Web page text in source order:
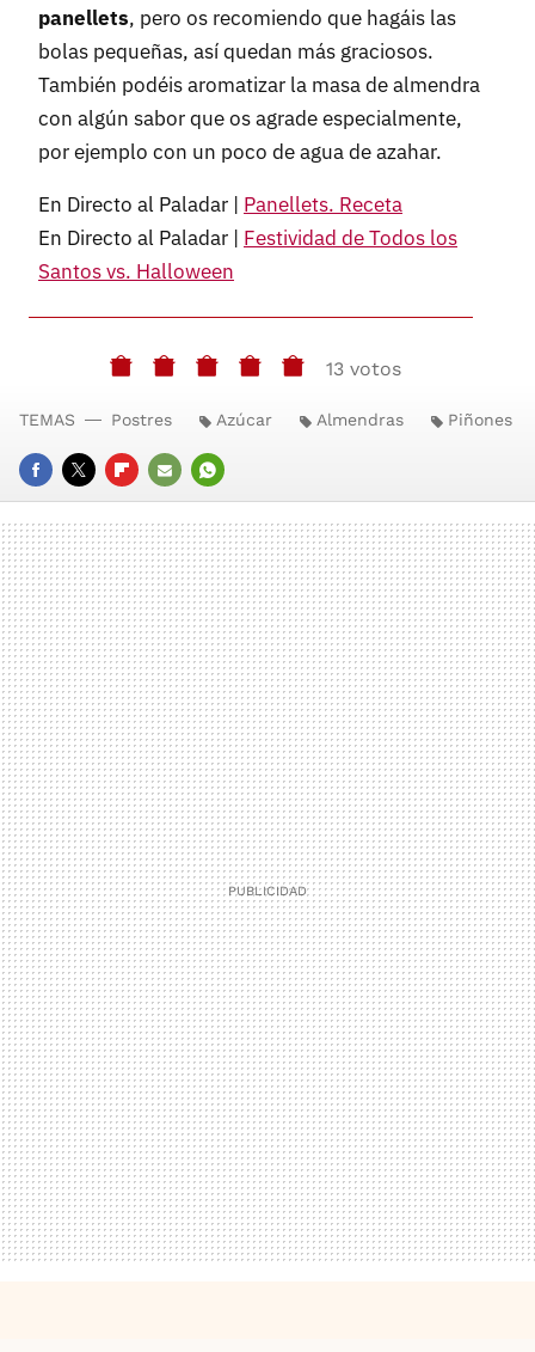
panellets, pero os recomiendo que hagáis las
bolas pequeñas, así quedan más graciosos.
También podéis aromatizar la masa de almendra
con algún sabor que os agrade especialmente,
por ejemplo con un poco de agua de azahar.
En Directo al Paladar | Panellets. Receta
En Directo al Paladar | Festividad de Todos los
Santos vs. Halloween
13 votos
FACEBOOK
TWITTERFLIPBOARD
E-
MAIL
WHATSAPP
TEMAS Postres Azúcar Almendras Piñones